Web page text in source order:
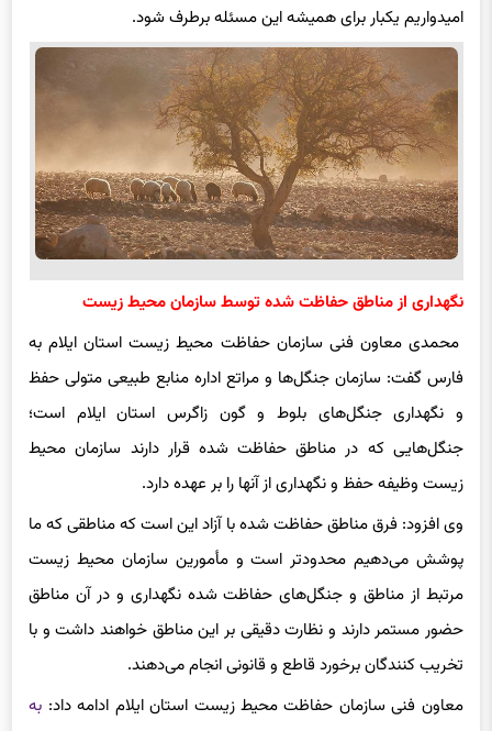
امیدواریم یکبار برای همیشه این مسئله برطرف شود.
نگهداری از مناطق حفاظت شده توسط سازمان محیط زیست
محمدی معاون فنی سازمان حفاظت محیط زیست استان ایلام به
فارس گفت: سازمان جنگل‌ها و مراتع اداره منابع طبیعی متولی حفظ
و نگهداری جنگل‌های بلوط و گون زاگرس استان ایلام است؛
جنگل‌هایی که در مناطق حفاظت شده قرار دارند سازمان محیط
زیست وظیفه حفظ و نگهداری از آنها را بر عهده دارد.
وی افزود: فرق مناطق حفاظت شده با آزاد این است که مناطقی که ما
پوشش می‌دهیم محدودتر است و مأمورین سازمان محیط زیست
مرتبط از مناطق و جنگل‌های حفاظت شده نگهداری و در آن مناطق
حضور مستمر دارند و نظارت دقیقی بر این مناطق خواهند داشت و با
تخریب کنندگان برخورد قاطع و قانونی انجام می‌دهند.
معاون فنی سازمان حفاظت محیط زیست استان ایلام ادامه داد: به